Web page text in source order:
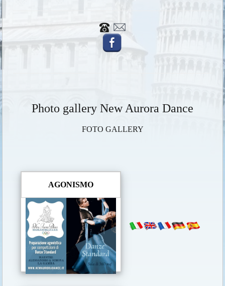
Photo gallery New Aurora Dance
FOTO GALLERY
AGONISMO